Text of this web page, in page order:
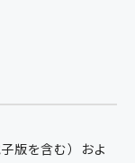
版を含む）およ